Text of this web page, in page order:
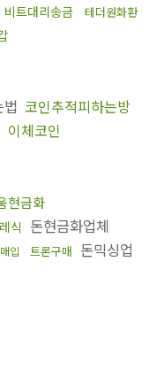
비트대리송금
테더원화환
코인추적피하는방
이체코인
현금화
식 돈현금화업체
입 트론구매 돈믹싱업